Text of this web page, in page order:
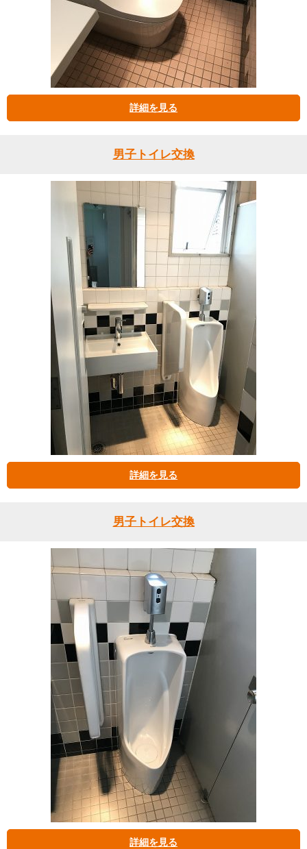
詳細を見る
男子トイレ交換
詳細を見る
男子トイレ交換
詳細を見る